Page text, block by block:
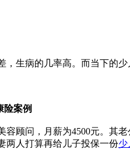
病的几率高。而当下的少
险案例
问，月薪为4500元。其老
两人打算再给儿子投保一份少